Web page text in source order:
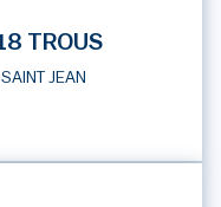
TROUS
JEAN